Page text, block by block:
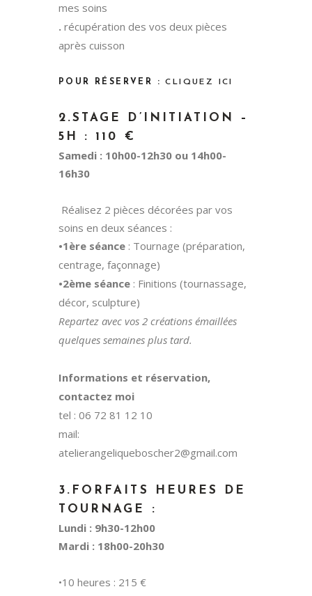
mes soins
. récupération des vos deux pièces
après cuisson
POUR RÉSERVER :CLIQUEZ ICI
2.STAGE D’INITIATION –
5H : 110 €
Samedi : 10h00-12h30 ou 14h00-
16h30
Réalisez 2 pièces décorées par vos
soins en deux séances :
•1ère séance : Tournage (préparation,
centrage, façonnage)
•2ème séance : Finitions (tournassage,
décor, sculpture)
Repartez avec vos 2 créations émaillées
quelques semaines plus tard.
Informations et réservation,
contactez moi
tel : 06 72 81 12 10
mail:
atelierangeliqueboscher2@gmail.com
3.FORFAITS HEURES DE
TOURNAGE :
Lundi : 9h30-12h00
Mardi : 18h00-20h30
•10 heures : 215 €